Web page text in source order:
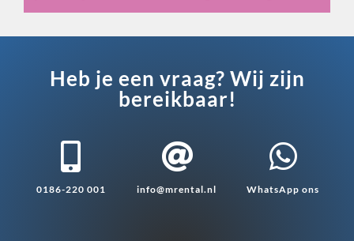
Heb je een vraag? Wij zijn
bereikbaar!

0186-220 001

info@mrental.nl

WhatsApp ons